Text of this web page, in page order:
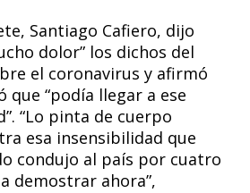
Santiago Cafiero, dijo
dolor” los dichos del
el coronavirus y afirmó
que “podía llegar a ese
“Lo pinta de cuerpo
esa insensibilidad que
condujo al país por cuatro
demostrar ahora”,